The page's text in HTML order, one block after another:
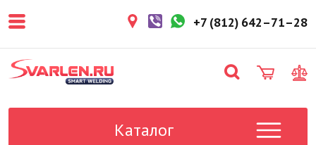
более 3 рабочих дней.
поставки в магазин: 1-2 рабочих
дня.
Данный товар отсутствует на
уточните у менеджера.
+7 (812) 642–71–28
Каталог